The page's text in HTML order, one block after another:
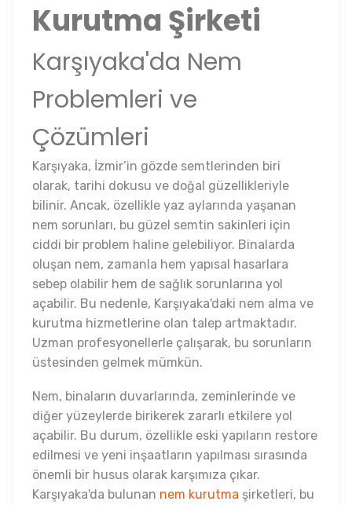
Kurutma Şirketi
Karşıyaka'da Nem
Problemleri ve
Çözümleri
Karşıyaka, İzmir’in gözde semtlerinden biri
olarak, tarihi dokusu ve doğal güzellikleriyle
bilinir. Ancak, özellikle yaz aylarında yaşanan
nem sorunları, bu güzel semtin sakinleri için
ciddi bir problem haline gelebiliyor. Binalarda
oluşan nem, zamanla hem yapısal hasarlara
sebep olabilir hem de sağlık sorunlarına yol
açabilir. Bu nedenle, Karşıyaka'daki nem alma ve
kurutma hizmetlerine olan talep artmaktadır.
Uzman profesyonellerle çalışarak, bu sorunların
üstesinden gelmek mümkün.
Nem, binaların duvarlarında, zeminlerinde ve
diğer yüzeylerde birikerek zararlı etkilere yol
açabilir. Bu durum, özellikle eski yapıların restore
edilmesi ve yeni inşaatların yapılması sırasında
önemli bir husus olarak karşımıza çıkar.
Karşıyaka'da bulunan nem kurutma şirketleri, bu